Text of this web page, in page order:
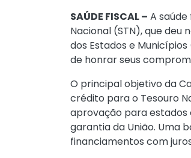
SAÚDE FISCAL – A
Nacional (STN), que deu
dos Estados e
de honrar seus
O principal objetivo da
crédito para o Tesouro
aprovação para
garantia da União. Uma
financiamentos com